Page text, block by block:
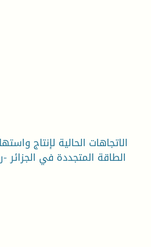
الاتجاهات الحالية لإنتاج
الطاقة المتجددة في الجزائر